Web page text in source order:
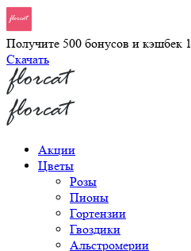
Получите 500 бонусов и кэшбек
Скачать
Акции
Цветы
Розы
Пионы
Гортензии
Гвоздики
Альстромерии